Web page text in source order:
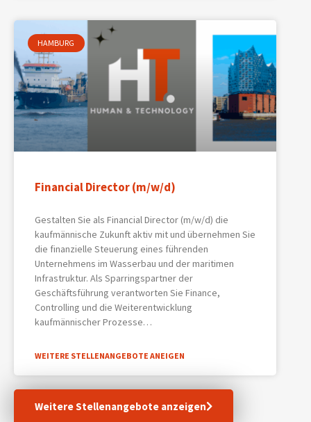
HAMBURG
Financial Director (m/w/d)
Gestalten Sie als Financial Director (m/w/d) die
kaufmännische Zukunft aktiv mit und übernehmen Sie
die finanzielle Steuerung eines führenden
Unternehmens im Wasserbau und der maritimen
Infrastruktur. Als Sparringspartner der
Geschäftsführung verantworten Sie Finance,
Controlling und die Weiterentwicklung
kaufmännischer Prozesse…
WEITERE STELLENANGEBOTE ANEIGEN
Weitere Stellenangebote anzeigen